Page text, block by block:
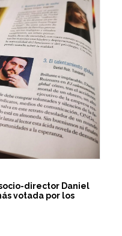
director Daniel
votada por los